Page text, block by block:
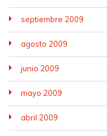
septiembre 2009
agosto 2009
junio 2009
mayo 2009
abril 2009